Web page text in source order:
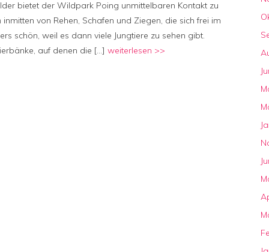
Poing
(Poing)
bietet der Wildpark Poing unmittelbaren Kontakt zu
von Rehen, Schafen und Ziegen, die sich frei im
schön, weil es dann viele Jungtiere zu sehen gibt.
auf denen die […] weiterlesen >>